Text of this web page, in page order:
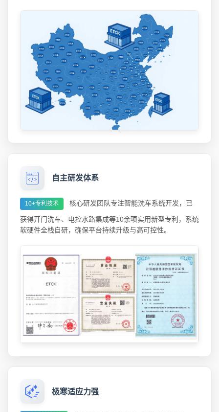
自主研发体系
10+专利技术 核心研发团队专注智能洗车系统开发，已
获得开门洗车、电控水路集成等10余项实用新型专利，系统
软硬件全栈自研，确保平台持续升级与高可控性。
极寒适应力强